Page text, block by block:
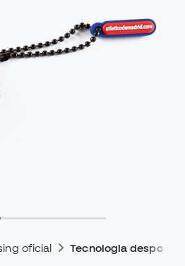
oficial Tecnologia